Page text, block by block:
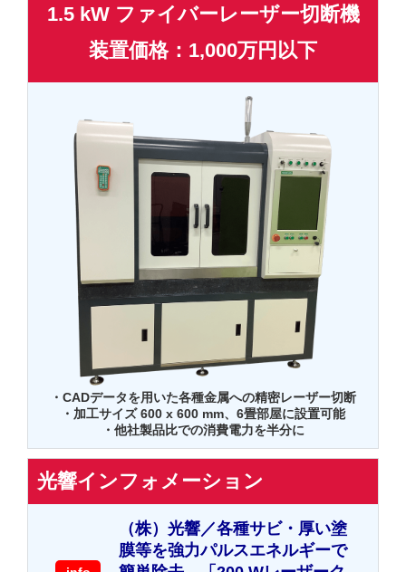
1.5 kW ファイバーレーザー切断機
装置価格：1,000万円以下
・CADデータを用いた各種金属への精密レーザー切断
・加工サイズ 600 x 600 mm、6畳部屋に設置可能
・他社製品比での消費電力を半分に
光響インフォメーション
（株）光響／各種サビ・厚い塗
膜等を強力パルスエネルギーで